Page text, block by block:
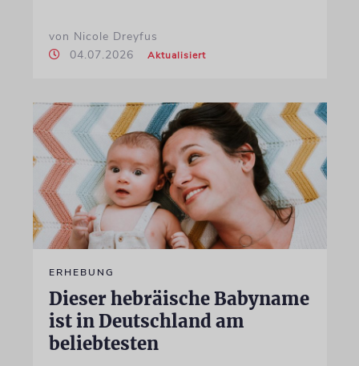
von Nicole Dreyfus
04.07.2026
Aktualisiert
ERHEBUNG
Dieser hebräische Babyname
ist in Deutschland am
beliebtesten